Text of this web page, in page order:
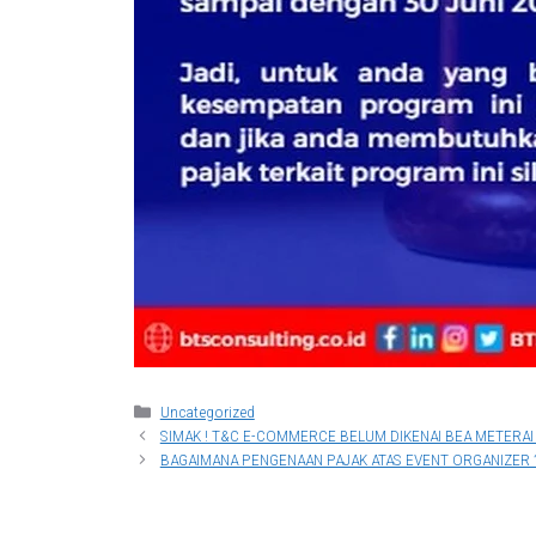
Categories
Uncategorized
SIMAK ! T&C E-COMMERCE BELUM DIKENAI BEA METERAI
BAGAIMANA PENGENAAN PAJAK ATAS EVENT ORGANIZER